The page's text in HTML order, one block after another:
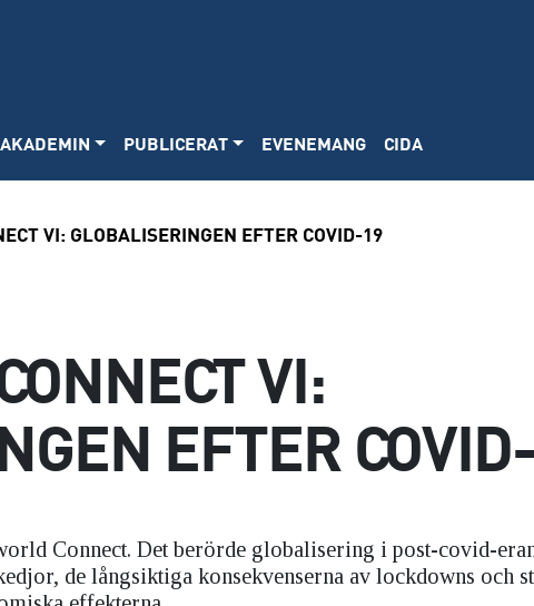
PUBLICERAT EVENEMANG CIDA
VI: GLOBALISERINGEN EFTER COVID-19
VI:
EFTER
Connect. Det berörde globalisering i post-covid-
de långsiktiga konsekvenserna av lockdowns och